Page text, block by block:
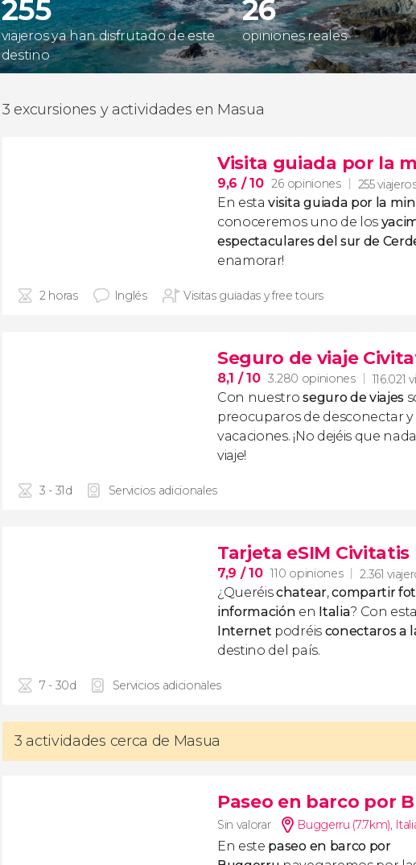
255
viajeros ya han disfrutado de este
destino
26
opiniones reales
3 excursiones y actividades en Masua
Visita guiada por la
9,6 / 10 26 opiniones 255
En estavisita guiada por la
conoceremos uno de los
espectaculares del sur de
enamorar!
2 horas Inglés Visitas guiadas y free tours
Seguro de viaje
8,1 / 10 3.280 opiniones 116.021
Con nuestroseguro de viajes
preocuparos de desconectar
vacaciones. ¡No dejéis que
viaje!
3 - 31d Servicios adicionales
Tarjeta eSIM Civitatis
7,9 / 10 110 opiniones 2.361
¿Queréischatear,compartir
información en Italia? Con esta
Internet podréis conectaros a
destino del país.
7 - 30d Servicios adicionales
3 actividades cerca de Masua
Paseo en barco por
Sin valorar Buggerru (7.7km),
En este paseo en barco por